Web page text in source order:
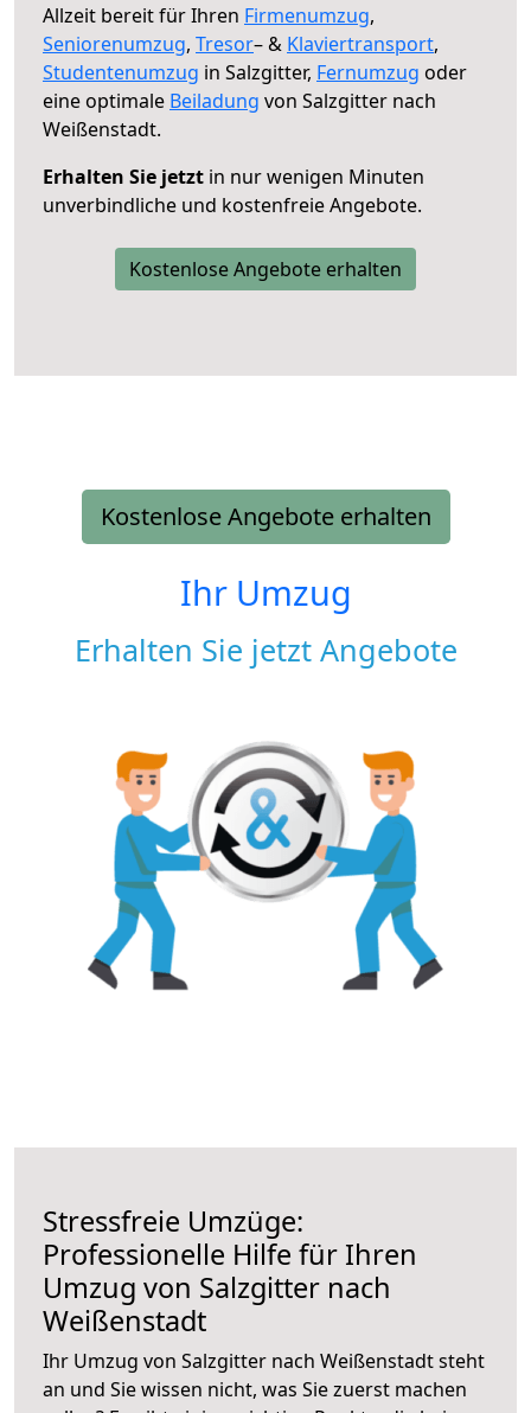
Allzeit bereit für Ihren Firmenumzug,
Seniorenumzug, Tresor– & Klaviertransport,
Studentenumzug in Salzgitter, Fernumzug oder
eine optimale Beiladung von Salzgitter nach
Weißenstadt.
Erhalten Sie jetzt in nur wenigen Minuten
unverbindliche und kostenfreie Angebote.
Kostenlose Angebote erhalten
Kostenlose Angebote erhalten
Ihr Umzug
Erhalten Sie jetzt Angebote
Stressfreie Umzüge:
Professionelle Hilfe für Ihren
Umzug von Salzgitter nach
Weißenstadt
Ihr Umzug von Salzgitter nach Weißenstadt steht
an und Sie wissen nicht, was Sie zuerst machen